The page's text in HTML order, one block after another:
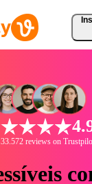
reviews on